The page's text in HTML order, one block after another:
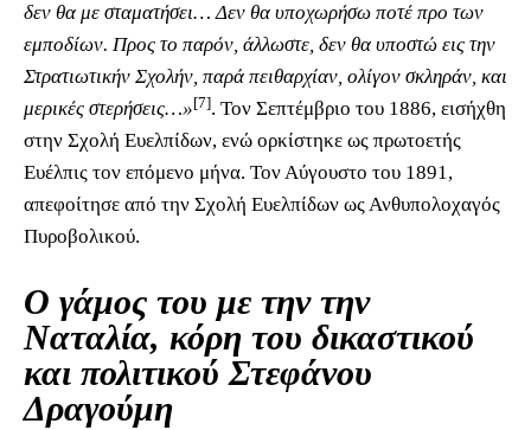
δεν θα με σταματήσει… Δεν θα υποχωρήσω ποτέ προ των
εμποδίων. Προς το παρόν, άλλωστε, δεν θα υποστώ εις την
Στρατιωτικήν Σχολήν, παρά πειθαρχίαν, ολίγον σκληράν, και
μερικές στερήσεις…» [7]. Τον Σεπτέμβριο του 1886, εισήχθη
στην Σχολή Ευελπίδων, ενώ ορκίστηκε ως πρωτοετής
Ευέλπις τον επόμενο μήνα. Τον Αύγουστο του 1891,
απεφοίτησε από την Σχολή Ευελπίδων ως Ανθυπολοχαγός
Πυροβολικού.
Ο γάμος του με την την
Ναταλία, κόρη του δικαστικού
και πολιτικού Στεφάνου
Δραγούμη